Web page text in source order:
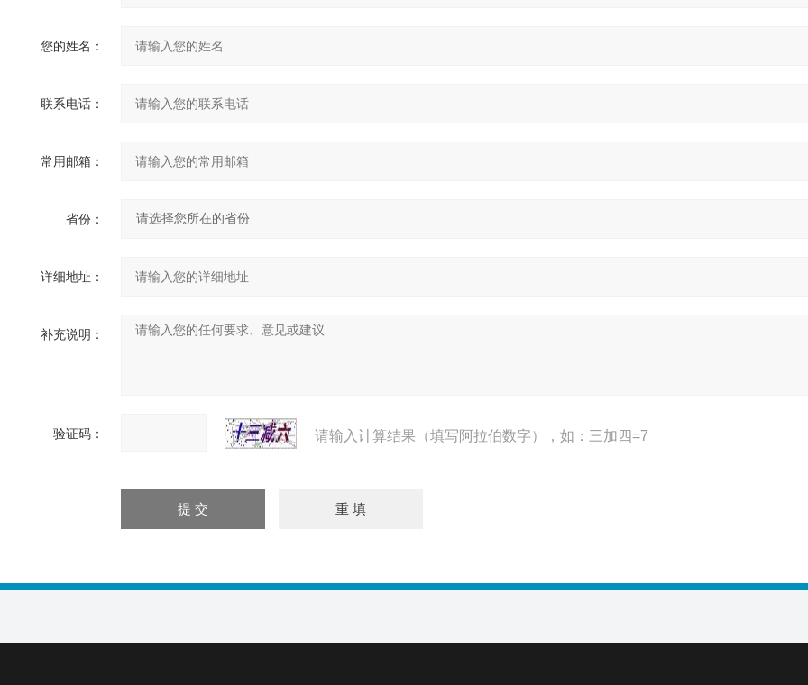
您的姓名：
联系电话：
常用邮箱：
省份：
详细地址：
补充说明：
验证码： 请输入计算结果（填写阿拉伯数字），如：三加四=7